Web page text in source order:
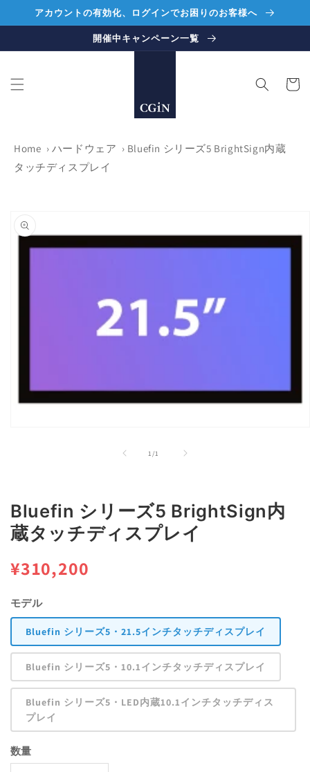
ンツに
進む
アカウントの有効化、ログインでお困りのお客様へ
開催中キャンペーン一覧
ー
Home › ハードウェア › Bluefin シリーズ5 BrightSign内蔵
タッチディスプレイ
報にス
キップ
デ
ィ
ア
(1)
開
1/
の1
Bluefin シリーズ5 BrightSign内
蔵タッチディスプレイ
通
常
価
格
¥310,200
モデル
Bluefin シリーズ5・21.5インチタッチディスプレイ
Bluefin シリーズ5・10.1インチタッチディスプレイ
Bluefin シリーズ5・LED内蔵10.1インチタッチディス
プレイ
数量